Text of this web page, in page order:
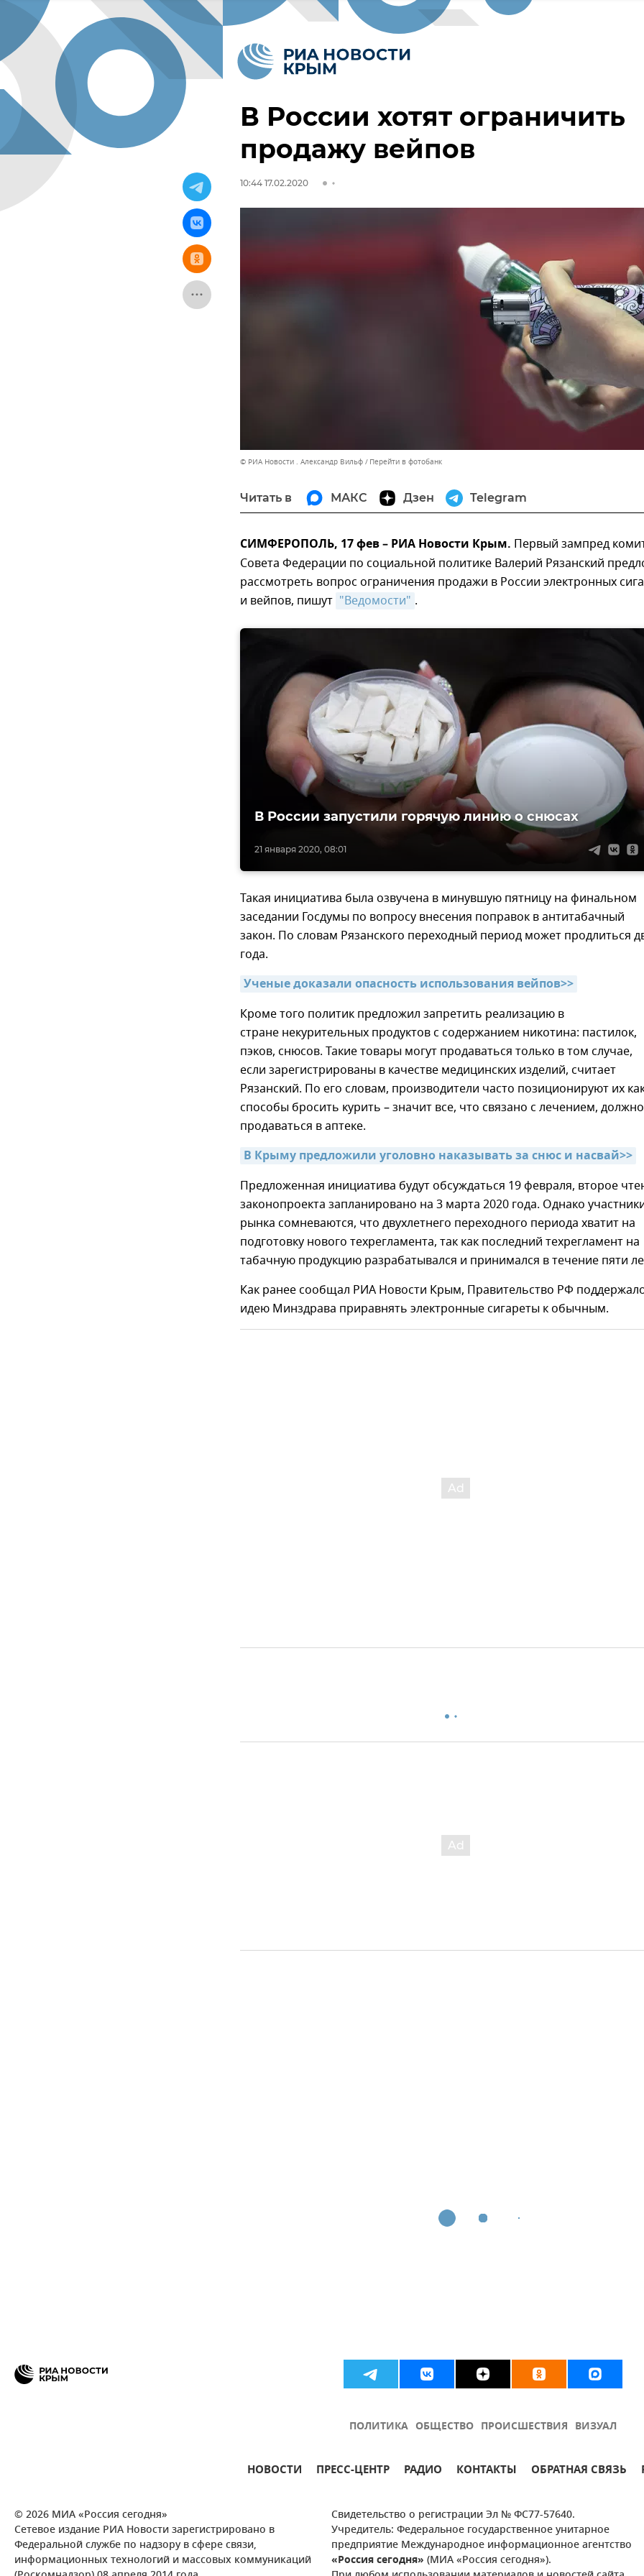
В России хотят ограничить
продажу вейпов
10:44 17.02.2020
© РИА Новости . Александр Вильф Перейти в фотобанк
Читать в МАКС Дзен Telegram
СИМФЕРОПОЛЬ, 17 фев – РИА Новости Крым. Первый зампред
Совета Федерации по социальной политике Валерий Рязанский
рассмотреть вопрос ограничения продажи в России электронных
и вейпов, пишут "Ведомости" .
21 января 2020, 08:01
В России запустили горячую линию о снюсах
Такая инициатива была озвучена в минувшую пятницу на финальном
заседании Госдумы по вопросу внесения поправок в антитабачный
закон. По словам Рязанского переходный период может продлиться
года.
Ученые доказали опасность использования вейпов>>
Кроме того политик предложил запретить реализацию в
стране некурительных продуктов с содержанием никотина: пастилок,
пэков, снюсов. Такие товары могут продаваться только в том случае,
если зарегистрированы в качестве медицинских изделий, считает
Рязанский. По его словам, производители часто позиционируют их
способы бросить курить – значит все, что связано с лечением, должно
продаваться в аптеке.
В Крыму предложили уголовно наказывать за снюс и насвай>>
Предложенная инициатива будут обсуждаться 19 февраля, второе
законопроекта запланировано на 3 марта 2020 года. Однако
рынка сомневаются, что двухлетнего переходного периода хватит на
подготовку нового техрегламента, так как последний техрегламент на
табачную продукцию разрабатывался и принимался в течение пяти
Как ранее сообщал РИА Новости Крым, Правительство РФ
идею Минздрава приравнять электронные сигареты к обычным.
ПОЛИТИКА ОБЩЕСТВО ПРОИСШЕСТВИЯ ВИЗУАЛ
НОВОСТИ ПРЕСС-ЦЕНТР РАДИО КОНТАКТЫ ОБРАТНАЯ СВЯЗЬ
© 2026 МИА «Россия сегодня»
Сетевое издание РИА Новости зарегистрировано в
Федеральной службе по надзору в сфере связи,
информационных технологий и массовых коммуникаций
Свидетельство о регистрации Эл № ФС77-57640.
Учредитель: Федеральное государственное унитарное
предприятие Международное информационное агентство
«Россия сегодня» (МИА «Россия сегодня»).